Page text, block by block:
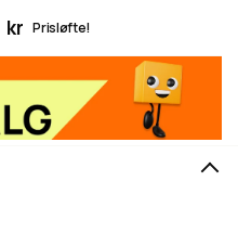
kr Prisløfte!